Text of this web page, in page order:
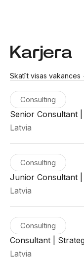
Karjera
Skatīt visas vakances
Consulting
Senior Consultant
Latvia
Consulting
Junior Consultant
Latvia
Consulting
Consultant |
Latvia